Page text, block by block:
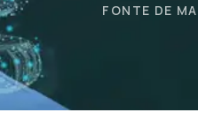
FONTE DE